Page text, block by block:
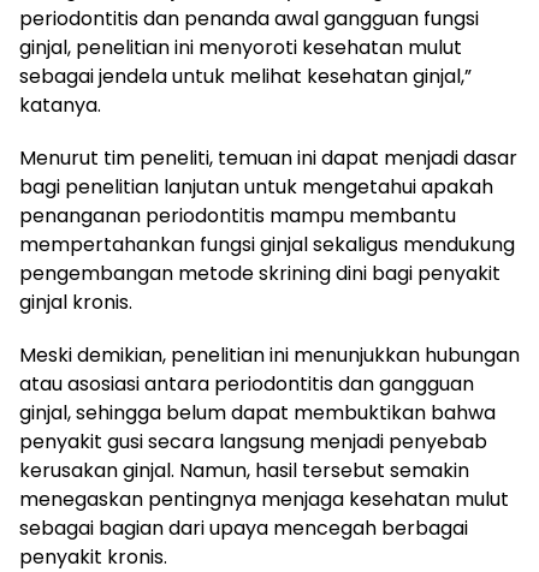
periodontitis dan penanda awal gangguan fungsi
ginjal, penelitian ini menyoroti kesehatan mulut
sebagai jendela untuk melihat kesehatan ginjal,”
katanya.
Menurut tim peneliti, temuan ini dapat menjadi dasar
bagi penelitian lanjutan untuk mengetahui apakah
penanganan periodontitis mampu membantu
mempertahankan fungsi ginjal sekaligus mendukung
pengembangan metode skrining dini bagi penyakit
ginjal kronis.
Meski demikian, penelitian ini menunjukkan hubungan
atau asosiasi antara periodontitis dan gangguan
ginjal, sehingga belum dapat membuktikan bahwa
penyakit gusi secara langsung menjadi penyebab
kerusakan ginjal. Namun, hasil tersebut semakin
menegaskan pentingnya menjaga kesehatan mulut
sebagai bagian dari upaya mencegah berbagai
penyakit kronis.